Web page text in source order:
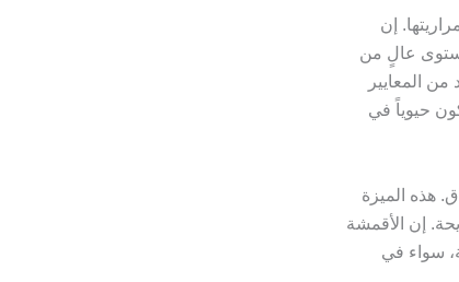
إن
مستوى عالٍ من
المعايير
حيوياً في
هذه الميزة
إن الأقمشة
سواء في